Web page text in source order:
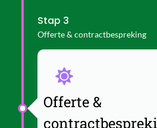
Stap 3
Offerte & contractbespreking
Offerte &